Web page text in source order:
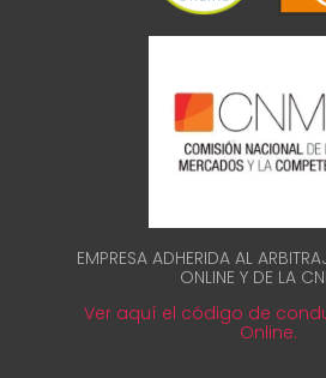
EMPRESA ADHERIDA AL
ONLINE Y DE LA
Ver aquí el código de
Online.